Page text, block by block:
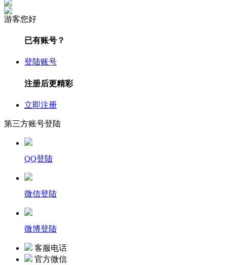
游客您好
已有账号？
登陆账号
注册后更精彩
立即注册
第三方账号登陆
QQ登陆
微信登陆
微博登陆
客服电话
官方微信